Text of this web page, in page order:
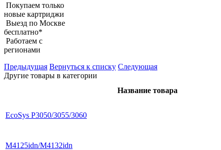
Покупаем только
новые картриджи
Выезд по Москве
бесплатно*
Работаем с
регионами
Предыдущая Вернуться к списку Следующая
Другие товары в категории
Название товара
EcoSys P3050/3055/3060
M4125idn/M4132idn